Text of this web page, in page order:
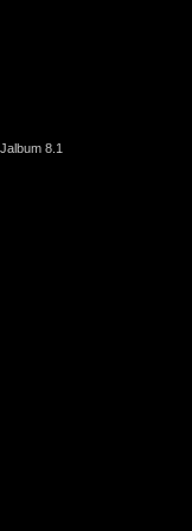
Jalbum 8.1